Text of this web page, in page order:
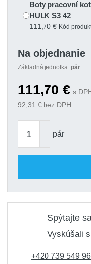
Boty pracovní
HULK S3 42
111,70 € Kód
Boty pracovní
HULK S3 43
111,70 €Kód
Boty pracovní
HULK S3 44
Boty pracovní
111,70 €Kód
Na objednanie
Základná jednotka: pár
111,70 € s
92,31 € bez DPH
pár
Spýtajte
Vyskúšali
+420 739 549